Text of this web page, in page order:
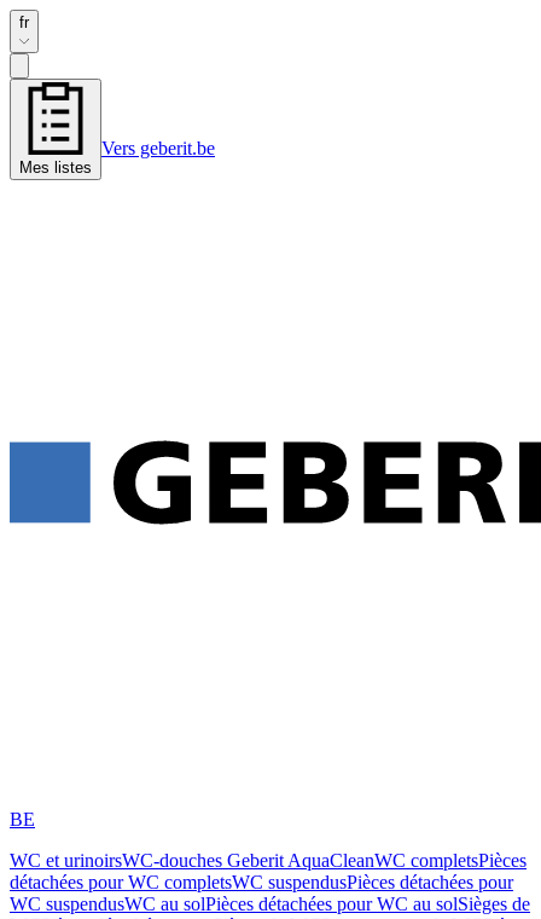
fr
Mes listes
Vers geberit.be
BE
WC et urinoirsWC-douches Geberit AquaCleanWC completsPièces
détachées pour WC completsWC suspendusPièces détachées pour
WC suspendusWC au solPièces détachées pour WC au solSièges de